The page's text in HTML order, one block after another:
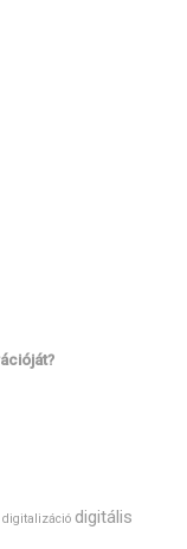
digitalizáció digitális